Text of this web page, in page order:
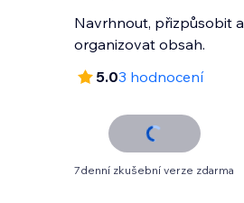
Navrhnout, přizpůsobit a
organizovat obsah.
5.03 hodnocení
7denní zkušební verze zdarma